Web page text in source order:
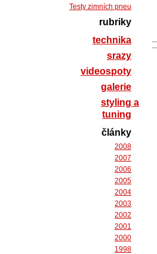
Testy zimních pneu
rubriky
technika
srazy
videospoty
galerie
styling a
tuning
články
2008
2007
2006
2005
2004
2003
2002
2001
2000
1998